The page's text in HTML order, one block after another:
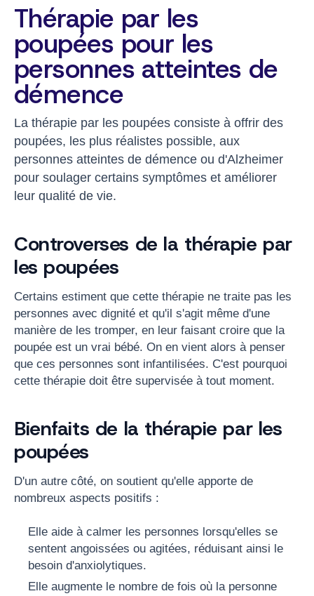
Thérapie par les
poupées pour les
personnes atteintes de
démence
La thérapie par les poupées consiste à offrir des
poupées, les plus réalistes possible, aux
personnes atteintes de démence ou d'Alzheimer
pour soulager certains symptômes et améliorer
leur qualité de vie.
Controverses de la thérapie par
les poupées
Certains estiment que cette thérapie ne traite pas les
personnes avec dignité et qu'il s'agit même d'une
manière de les tromper, en leur faisant croire que la
poupée est un vrai bébé. On en vient alors à penser
que ces personnes sont infantilisées. C'est pourquoi
cette thérapie doit être supervisée à tout moment.
Bienfaits de la thérapie par les
poupées
D'un autre côté, on soutient qu'elle apporte de
nombreux aspects positifs :
Elle aide à calmer les personnes lorsqu'elles se
sentent angoissées ou agitées, réduisant ainsi le
besoin d'anxiolytiques.
Elle augmente le nombre de fois où la personne